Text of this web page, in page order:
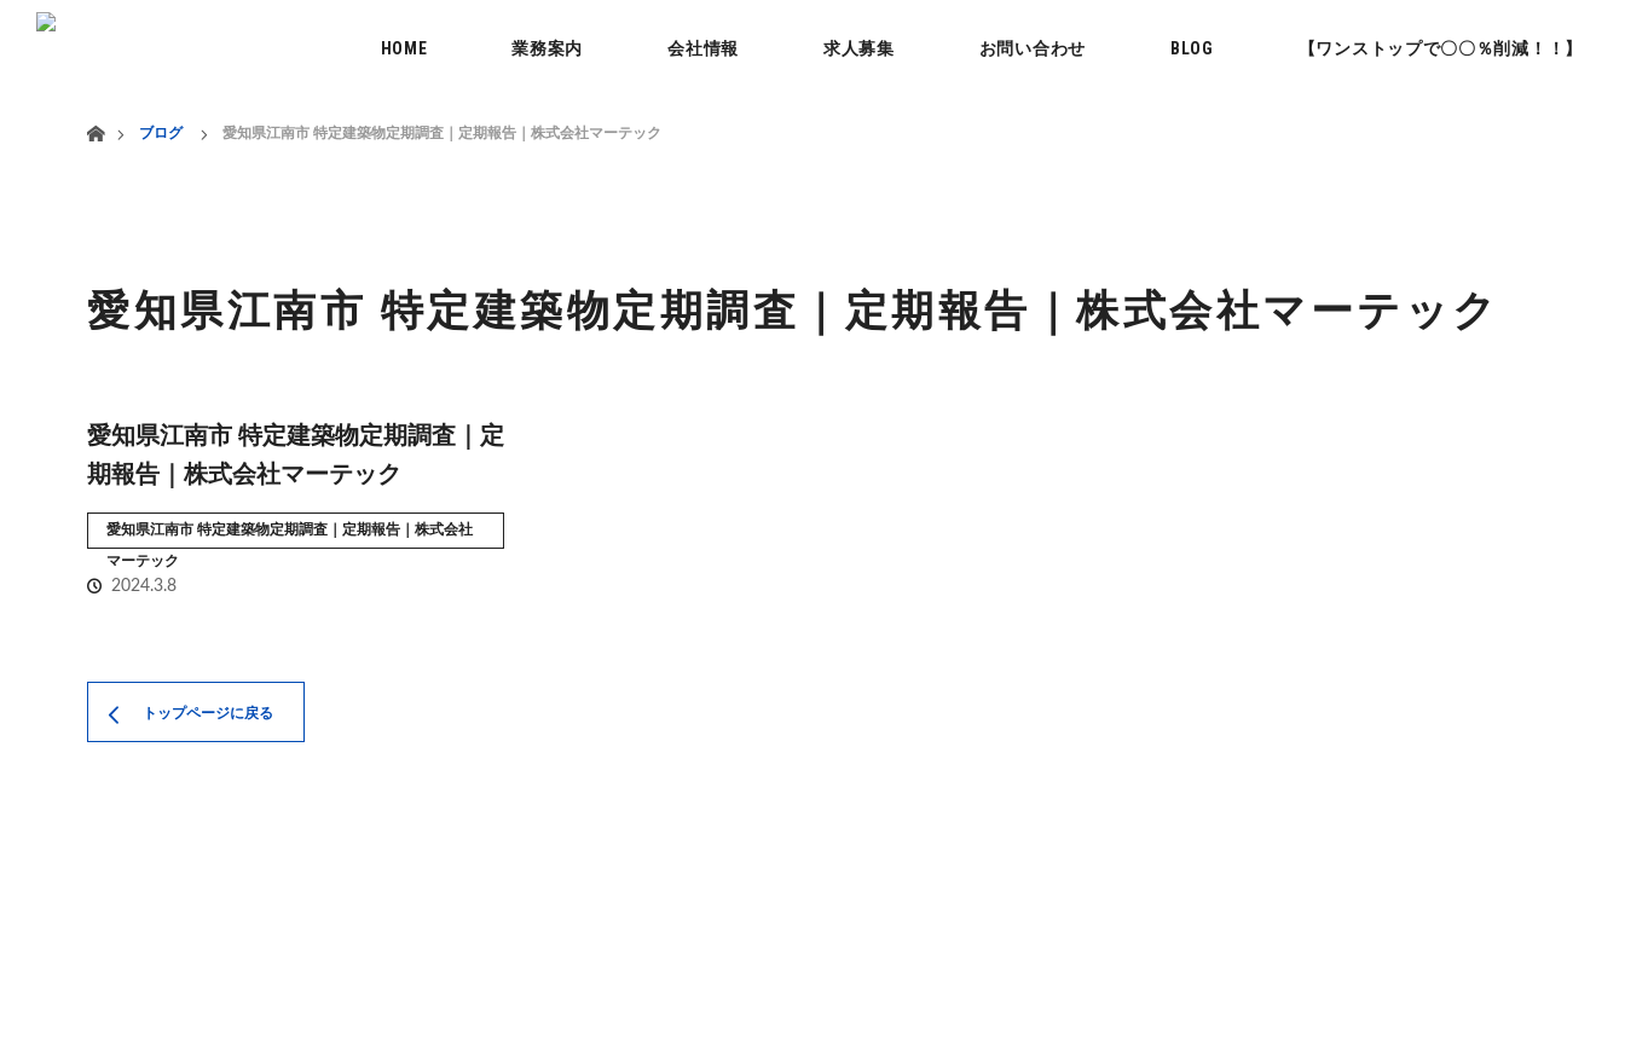
menu
HOME 業務案内 会社情報 求人募集 お問い合わせ BLOG 【ワンストップで〇〇％削減！！】
ブログ
愛知県江南市 特定建築物定期調査｜定期報告｜株式会社マーテック
愛知県江南市 特定建築物定期調査｜定期報告｜株式会社マーテック
愛知県江南市 特定建築物定期調査｜定
期報告｜株式会社マーテック
愛知県江南市 特定建築物定期調査｜定期報告｜株式会社
マーテック
2024.3.8
トップページに戻る